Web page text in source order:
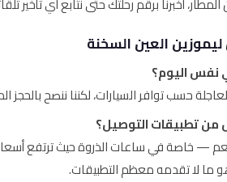
العين السخنة
نفس اليوم؟
حسب توافر السيارات، لكننا ننصح
تطبيقات التوصيل؟
خاصة في ساعات الذروة حيث ترتفع أسعار
ما لا تقدمه معظم التطبيقات.